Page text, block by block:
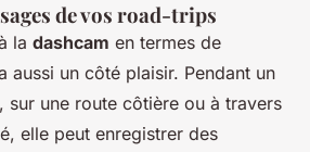
de vos road-trips
la dashcam en termes de
aussi un côté plaisir. Pendant un
sur une route côtière ou à travers
elle peut enregistrer des